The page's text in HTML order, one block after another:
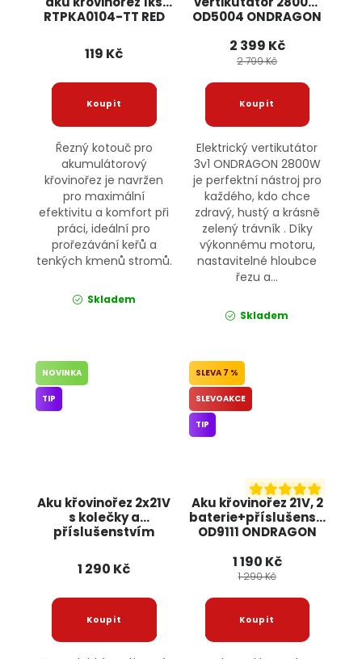
RTPKA0104-TT RED
119 Kč
Řezný kotouč pro
akumulátorový
křovinořez je navržen
pro maximální
efektivitu a komfort při
práci, ideální pro
prořezávání keřů a
tenkých kmenů stromů.
Skladem
OD5004 ONDRAGON
2 399 Kč
2 799 Kč
Elektrický vertikutátor
3v1 ONDRAGON 2800W
je perfektní nástroj pro
každého, kdo chce
zdravý, hustý a krásně
zelený trávník . Díky
výkonnému motoru,
nastavitelné hloubce
řezu a...
Skladem
Aku křovinořez 2x21V
s kolečky a
příslušenstvím
NOVINKA
TIP
1 290 Kč
Aku křovinořez 21V, 2
baterie+příslušenství
OD9111 ONDRAGON
7 %
SLEVOAKCE
TIP
1 190 Kč
1 290 Kč